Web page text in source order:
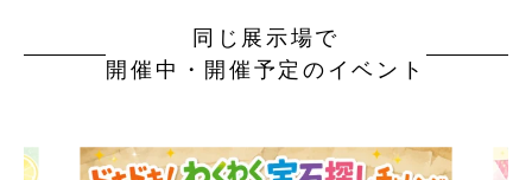
同じ展示場で
開催中・開催予定のイベント